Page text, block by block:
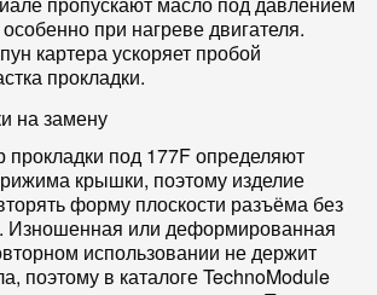
при нагреве двигателя.
картера ускоряет пробой
прокладки.
на замену
прокладки под 177F определяют
крышки, поэтому изделие
форму плоскости разъёма без
Изношенная или деформированная
использовании не держит
поэтому в каталоге TechnoModule